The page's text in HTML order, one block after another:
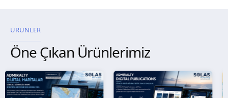
ÜRÜNLER
Öne Çıkan Ürünlerimiz